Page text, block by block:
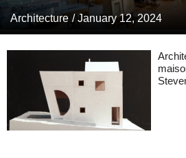
Architecture / January 12, 2024